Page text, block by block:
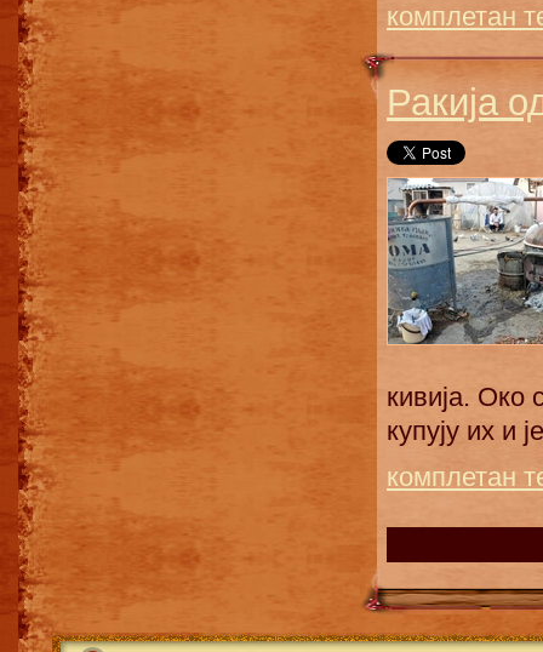
комплетан
Ракија
кивија. Око
купују их и
комплетан